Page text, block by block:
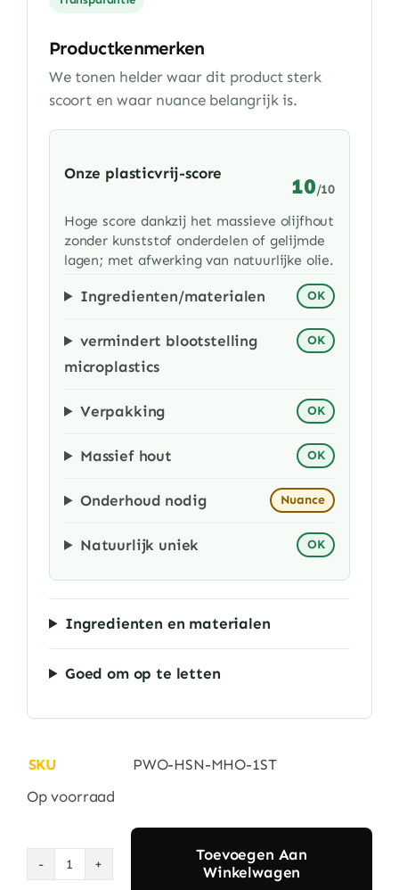
Productkenmerken
We tonen helder waar dit product sterk
scoort en waar nuance belangrijk is.
Onze plasticvrij-score
10/10
Hoge score dankzij het massieve olijfhout
zonder kunststof onderdelen of gelijmde
lagen; met afwerking van natuurlijke olie.
OK
Ingredienten/materialen
OK
vermindert blootstelling
microplastics
OK
Verpakking
OK
Massief hout
Nuance
Onderhoud nodig
OK
Natuurlijk uniek
Ingredienten en materialen
Goed om op te letten
SKU
PWO-HSN-MHO-1ST
Op voorraad
Purely
Toevoegen Aan
Winkelwagen